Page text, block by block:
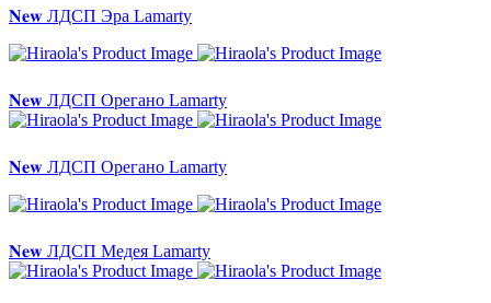
𝐍𝐞𝐰 ЛДСП Эра Lamarty
𝐍𝐞𝐰 ЛДСП Орегано Lamarty
𝐍𝐞𝐰 ЛДСП Орегано Lamarty
𝐍𝐞𝐰 ЛДСП Медея Lamarty